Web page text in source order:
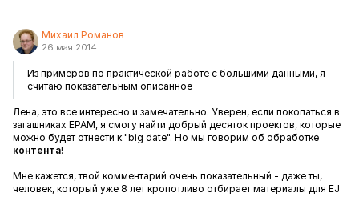
Михаил Романов
26 мая 2014
Из примеров по практической работе с большими данными, я
считаю показательным описанное
Лена, это все интересно и замечательно. Уверен, если покопаться в
загашниках EPAM, я смогу найти добрый десяток проектов, которые
можно будет отнести к "big date". Но мы говорим об обработке
контента!
Мне кажется, твой комментарий очень показательный - даже ты,
человек, который уже 8 лет кропотливо отбирает материалы для EJ